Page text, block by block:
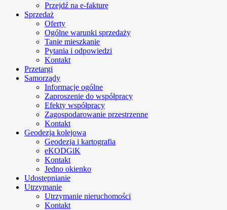
Przejdź na e-fakturę
Sprzedaż
Oferty
Ogólne warunki sprzedaży
Tanie mieszkanie
Pytania i odpowiedzi
Kontakt
Przetargi
Samorządy
Informacje ogólne
Zaproszenie do współpracy
Efekty współpracy
Zagospodarowanie przestrzenne
Kontakt
Geodezja kolejowa
Geodezja i kartografia
eKODGiK
Kontakt
Jedno okienko
Udostępnianie
Utrzymanie
Utrzymanie nieruchomości
Kontakt